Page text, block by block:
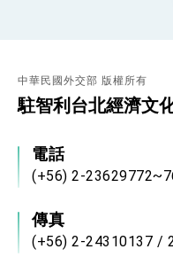
中華民國外交部 版權所有
駐智利台北經濟文
電話
(+56) 2-
傳真
(+56) 2-24310137 /